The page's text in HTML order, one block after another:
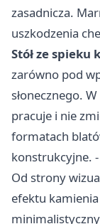
zasadnicza.
uszkodzenia
Stół ze spieku
zarówno pod
słonecznego.
pracuje i nie
formatach
konstrukcyjne. -
Od strony
efektu